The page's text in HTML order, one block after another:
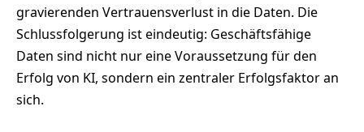
gravierenden Vertrauensverlust in die Daten. Die
Schlussfolgerung ist eindeutig: Geschäftsfähige
Daten sind nicht nur eine Voraussetzung für den
Erfolg von KI, sondern ein zentraler Erfolgsfaktor an
sich.